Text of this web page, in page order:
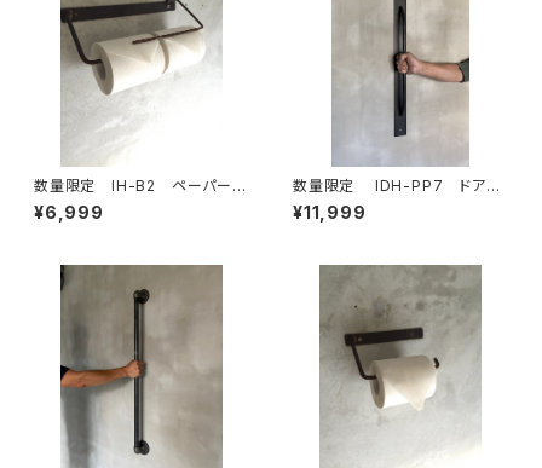
数量限定 IH-B2 ペーパーホ
ルダー キッチンペーパー トイレ
ットペーパー アイアン ビス付
¥6,999
数量限定 IDH-PP7 ドアノ
ブ 70cm 取手 ドアハンド
ル アイアン インダストリア
¥11,999